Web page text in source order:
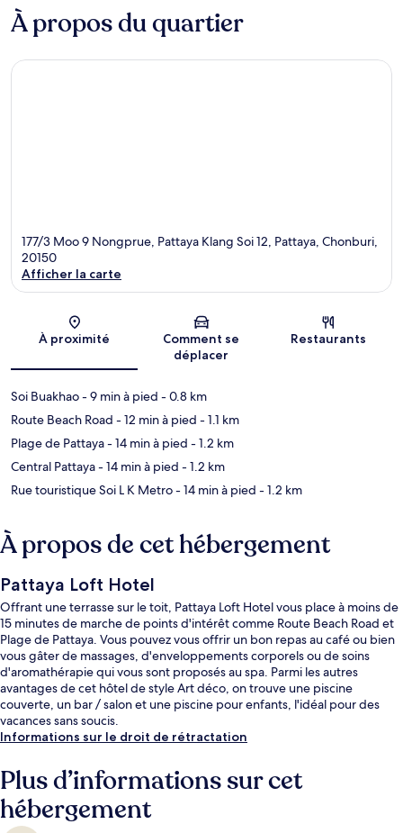
À propos du quartier
177/3 Moo 9 Nongprue, Pattaya Klang Soi 12, Pattaya, Chonburi,
20150
Afficher la carte
À proximité
Comment se
déplacer
Restaurants
Soi Buakhao- 9 min à pied - 0.8 km
Route Beach Road - 12 min à pied - 1.1 km
Plage de Pattaya- 14 min à pied - 1.2 km
Central Pattaya- 14 min à pied - 1.2 km
Rue touristique Soi L K Metro- 14 min à pied - 1.2 km
À propos de cet hébergement
Pattaya Loft Hotel
Offrant une terrasse sur le toit, Pattaya Loft Hotel vous place à moins de
15 minutes de marche de points d'intérêt comme Route Beach Road et
Plage de Pattaya. Vous pouvez vous offrir un bon repas au café ou bien
vous gâter de massages, d'enveloppements corporels ou de soins
d'aromathérapie qui vous sont proposés au spa. Parmi les autres
avantages de cet hôtel de style Art déco, on trouve une piscine
couverte, un bar / salon et une piscine pour enfants, l'idéal pour des
vacances sans soucis.
Informations sur le droit de rétractation
Plus d’informations sur cet
hébergement